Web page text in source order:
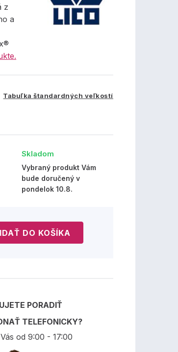
z
a
Tabuľka štandardných veľkostí
Skladom
Vybraný produkt Vám
bude doručený v
pondelok 10.8.
PORADIŤ
TELEFONICKY?
od 9:00 - 17:00